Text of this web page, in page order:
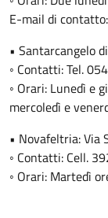
E-mail di contatto:
• Santarcangelo
◦ Contatti: Tel.
◦ Orari: Lunedì e
mercoledì e
• Novafeltria: Via
◦ Contatti: Cell.
◦ Orari: Martedì